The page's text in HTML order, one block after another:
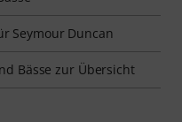
Seymour Duncan
Bässe zur Übersicht